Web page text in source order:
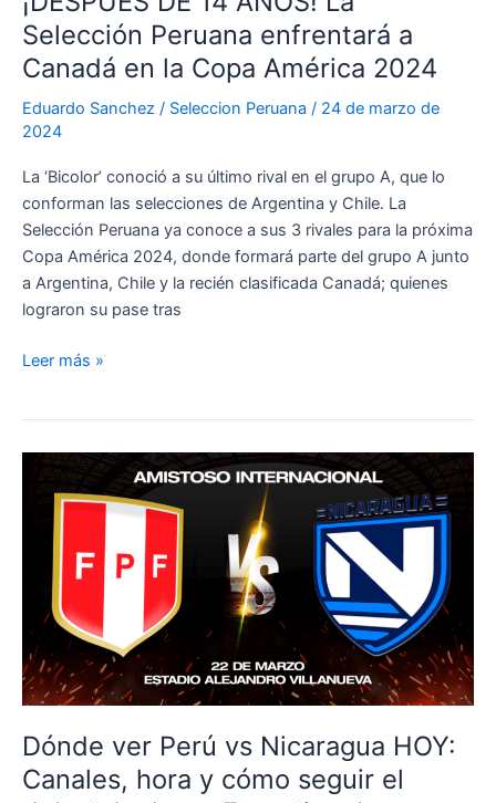
FIFA
Selección Peruana enfrentará a
Canadá en la Copa América 2024
Eduardo Sanchez / Seleccion Peruana / 24 de marzo de
2024
La ‘Bicolor’ conoció a su último rival en el grupo A, que lo
conforman las selecciones de Argentina y Chile. La
Selección Peruana ya conoce a sus 3 rivales para la próxima
Copa América 2024, donde formará parte del grupo A junto
a Argentina, Chile y la recién clasificada Canadá; quienes
lograron su pase tras
¡DESPUÉS
Selección
Peruana
enfrentará
Canadá
la
Copa
América
2024
Leer más »
Dónde ver Perú vs Nicaragua HOY:
Canales, hora y cómo seguir el